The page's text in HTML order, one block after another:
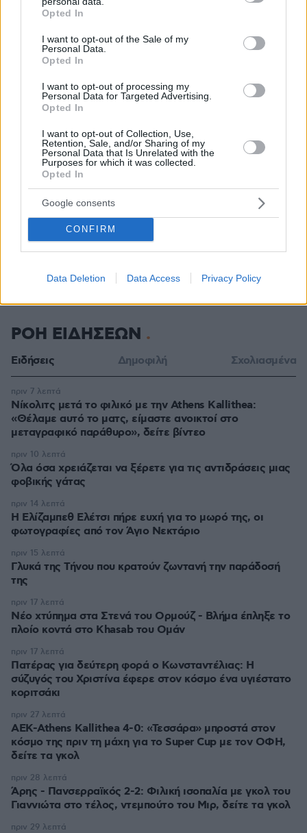
grant or deny consent to Google and its third-party tags to
use your data for below specified purposes in below Google
consent section.
Opted In
I want to opt-out of the Sale of my
Personal Data.
Opted In
I want to opt-out of processing my
Personal Data for Targeted Advertising.
Opted In
I want to opt-out of Collection, Use,
Retention, Sale, and/or Sharing of my
Personal Data that Is Unrelated with the
Purposes for which it was collected.
Opted In
Google consents
CONFIRM
Data Deletion Data Access Privacy Policy
Κάτι αλλάζει στον χάρτη της πανεπιστημιακής εκπαίδευσης
στην Ελλάδα
03.08.2026, 11:06
Εθνική Τράπεζα: Η κορυφαία επιλογή για τη χρηματοδότηση
μεγάλων έργων
30.07.2026, 15:25
Διασκεδάζουμε υπεύθυνα, επιστρέφουμε με ασφάλεια
ΡΟΗ ΕΙΔΗΣΕΩΝ
Ειδήσεις Δημοφιλή Σχολιασμένα
Νίκολιτς μετά το φιλικό με την Athens Kallithea:
«Θέλαμε αυτό το ματς, είμαστε ανοικτοί στο
μεταγραφικό παράθυρο», δείτε βίντεο
πριν 7 λεπτά
Όλα όσα χρειάζεται να ξέρετε για τις αντιδράσεις μιας
φοβικής γάτας
πριν 10 λεπτά
Η Ελίζαμπεθ Ελέτσι πήρε ευχή για το μωρό της, οι
φωτογραφίες από τον Άγιο Νεκτάριο
πριν 14 λεπτά
Γλυκά της Τήνου που κρατούν ζωντανή την παράδοσή
της
πριν 15 λεπτά
Νέο χτύπημα στα Στενά του Ορμούζ - Βλήμα έπληξε το
πλοίο κοντά στο Khasab του Ομάν
πριν 17 λεπτά
Πατέρας για δεύτερη φορά ο Κωνσταντέλιας: Η
σύζυγός του Χριστίνα έφερε στον κόσμο ένα υγιέστατο
κοριτσάκι
πριν 17 λεπτά
ΑΕΚ-Athens Kallithea 4-0: «Τεσσάρα» μπροστά στον
κόσμο της πριν τη μάχη για το Super Cup με τον ΟΦΗ,
δείτε τα γκολ
πριν 27 λεπτά
Άρης - Πανσερραϊκός 2-2: Φιλική ισοπαλία με γκολ του
Γιαννιώτα στο τέλος, ντεμπούτο του Μιρ, δείτε τα γκολ
πριν 28 λεπτά
πριν 29 λεπτά